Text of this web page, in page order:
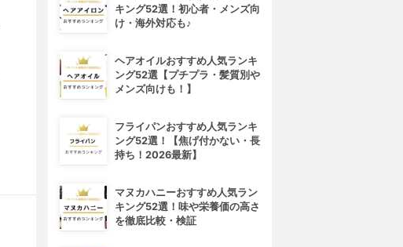
キング52選！初心者・メンズ向
け・海外対応も♪
ヘアオイルおすすめ人気ランキ
ング52選【プチプラ・髪質別や
メンズ向けも！】
フライパンおすすめ人気ランキ
ング52選！【焦げ付かない・長
持ち！2026最新】
マヌカハニーおすすめ人気ラン
キング52選！味や栄養価の高さ
を徹底比較・検証